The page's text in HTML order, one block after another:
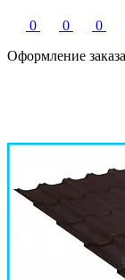
0 0
0
Оформление заказа